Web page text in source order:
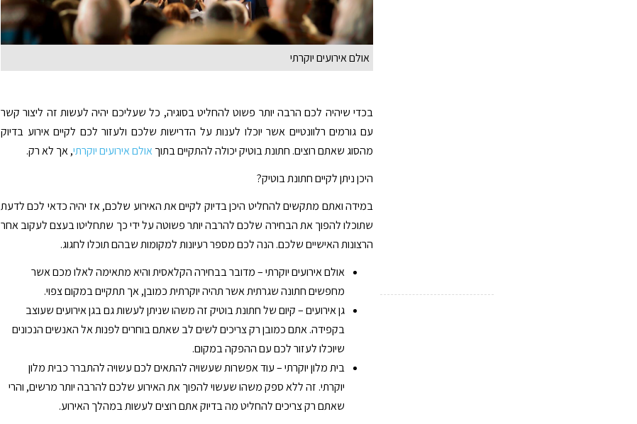
אולם אירועים יוקרתי
בכדי שיהיה לכם הרבה יותר פשוט להחליט בסוגיה, כל שעליכם יהיה לעשות זה ליצור קשר
עם גורמים רלוונטיים אשר יוכלו לענות על הדרישות שלכם ולעזור לכם לקיים אירוע בדיוק
מהסוג שאתם רוצים. חתונת בוטיק יכולה להתקיים בתוך אולם אירועים יוקרתי, אך לא רק.
היכן ניתן לקיים חתונת בוטיק?
במידה ואתם מתקשים להחליט היכן בדיוק לקיים את האירוע שלכם, אז יהיה כדאי לכם לדעת
שתוכלו להפוך את הבחירה שלכם להרבה יותר פשוטה על ידי כך שתחליטו בעצם לעקוב אחר
הרצונות האישיים שלכם. הנה לכם מספר רעיונות למקומות שבהם תוכלו לחגוג.
אולם אירועים יוקרתי – מדובר בבחירה הקלאסית והיא מתאימה לאלו מכם אשר
מחפשים חתונה שגרתית אשר תהיה יוקרתית כמובן, אך תתקיים במקום צפוי.
גן אירועים – קיום של חתונת בוטיק זה משהו שניתן לעשות גם בגן אירועים שעוצב
בקפידה. אתם כמובן רק צריכים לשים לב שאתם בוחרים לפנות אל האנשים הנכונים
שיוכלו לעזור לכם עם ההפקה במקום.
בית מלון יוקרתי – עוד אפשרות שעשויה להתאים לכם עשויה להתברר כבית מלון
יוקרתי. זה ללא ספק משהו שעשוי להפוך את האירוע שלכם להרבה יותר מרשים, והרי
שאתם רק צריכים להחליט מה בדיוק אתם רוצים לעשות במהלך האירוע.